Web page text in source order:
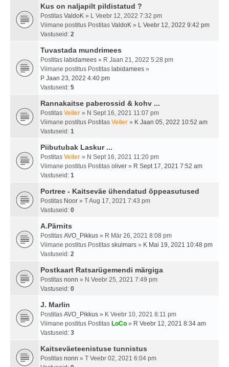
Kus on naljapilt pildistatud ?
Postitas ValdoK » L Veebr 12, 2022 7:32 pm
Viimane postitus Postitas ValdoK » L Veebr 12, 2022 9:42 pm
Vastuseid: 2
Tuvastada mundrimees
Postitas labidamees » R Jaan 21, 2022 5:28 pm
Viimane postitus Postitas labidamees »
P Jaan 23, 2022 4:40 pm
Vastuseid: 5
Rannakaitse paberossid & kohv ...
Postitas Veiler » N Sept 16, 2021 11:07 pm
Viimane postitus Postitas Veiler » K Jaan 05, 2022 10:52 am
Vastuseid: 1
Piibutubak Laskur ...
Postitas Veiler » N Sept 16, 2021 11:20 pm
Viimane postitus Postitas oliver » R Sept 17, 2021 7:52 am
Vastuseid: 1
Portree - Kaitseväe ühendatud õppeasutused
Postitas Noor » T Aug 17, 2021 7:43 pm
Vastuseid: 0
A.Pärnits
Postitas AVO_Pikkus » R Mär 26, 2021 8:08 pm
Viimane postitus Postitas skulmars » K Mai 19, 2021 10:48 pm
Vastuseid: 2
Postkaart Ratsarügemendi märgiga
Postitas nonn » N Veebr 25, 2021 7:49 pm
Vastuseid: 0
J. Marlin
Postitas AVO_Pikkus » K Veebr 10, 2021 8:11 pm
Viimane postitus Postitas LoCo » R Veebr 12, 2021 8:34 am
Vastuseid: 3
Kaitseväeteenistuse tunnistus
Postitas nonn » T Veebr 02, 2021 6:04 pm